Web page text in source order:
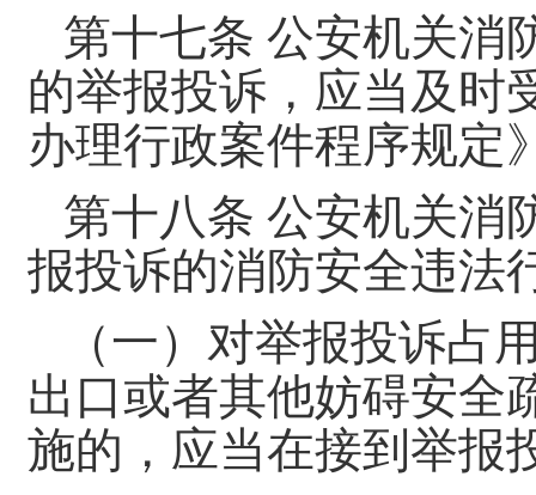
第十七条 公安机关消
的举报投诉，应当及时
办理行政案件程序规定
第十八条 公安机关消
报投诉的消防安全违法
（一）对举报投诉占
出口或者其他妨碍安全
施的，应当在接到举报